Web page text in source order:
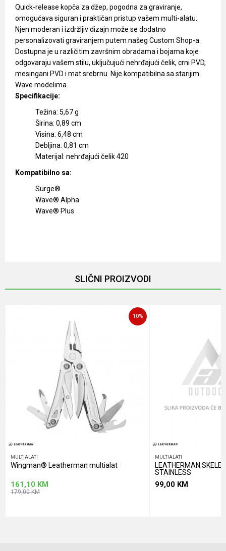
Quick-release kopča za džep, pogodna za graviranje,
omogućava siguran i praktičan pristup vašem multi-alatu.
Njen moderan i izdržljiv dizajn može se dodatno
personalizovati graviranjem putem našeg Custom Shop-a.
Dostupna je u različitim završnim obradama i bojama koje
odgovaraju vašem stilu, uključujući nehrđajući čelik, crni PVD,
mesingani PVD i mat srebrnu. Nije kompatibilna sa starijim
Wave modelima.
Specifikacije:
Težina: 5,67 g
Širina: 0,89 cm
Visina: 6,48 cm
Debljina: 0,81 cm
Materijal: nehrđajući čelik 420
Kompatibilno sa:
Surge®
Wave® Alpha
Wave® Plus
Leatherman
SLIČNI PROIZVODI
10%
MULTIALATI
Wingman® Leatherman multialat
161,10 KM
179,00KM
MULTIALATI
LEATHERMAN
STAINLESS
99,00 KM